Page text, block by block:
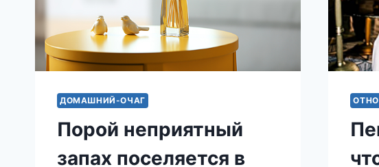
ДОМАШНИЙ-ОЧАГ
Порой неприятный
запах поселяется в